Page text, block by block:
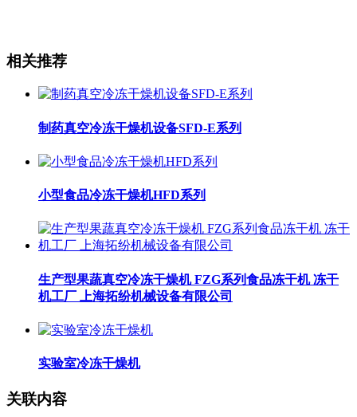
相关推荐
制药真空冷冻干燥机设备SFD-E系列
小型食品冷冻干燥机HFD系列
生产型果蔬真空冷冻干燥机 FZG系列食品冻干机 冻干
机工厂 上海拓纷机械设备有限公司
实验室冷冻干燥机
关联内容